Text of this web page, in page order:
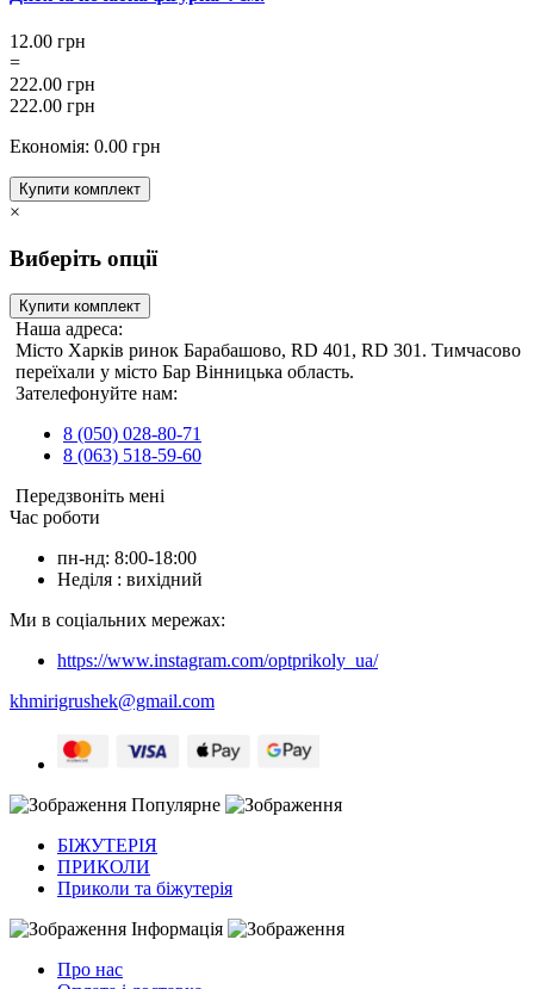
12.00 грн
=
222.00 грн
222.00 грн
Економія: 0.00 грн
Купити комплект
×
Виберіть опції
Купити комплект
Наша адреса:
Місто Харків ринок Барабашово, RD 401, RD 301. Тимчасово
переїхали у місто Бар Вінницька область.
Зателефонуйте нам:
8 (050) 028-80-71
8 (063) 518-59-60
Передзвоніть мені
Час роботи
пн-нд: 8:00-18:00
Неділя : вихідний
Ми в соціальних мережах:
https://www.instagram.com/optprikoly_ua/
khmirigrushek@gmail.com
Популярне
БІЖУТЕРІЯ
ПРИКОЛИ
Приколи та біжутерія
Інформація
Про нас